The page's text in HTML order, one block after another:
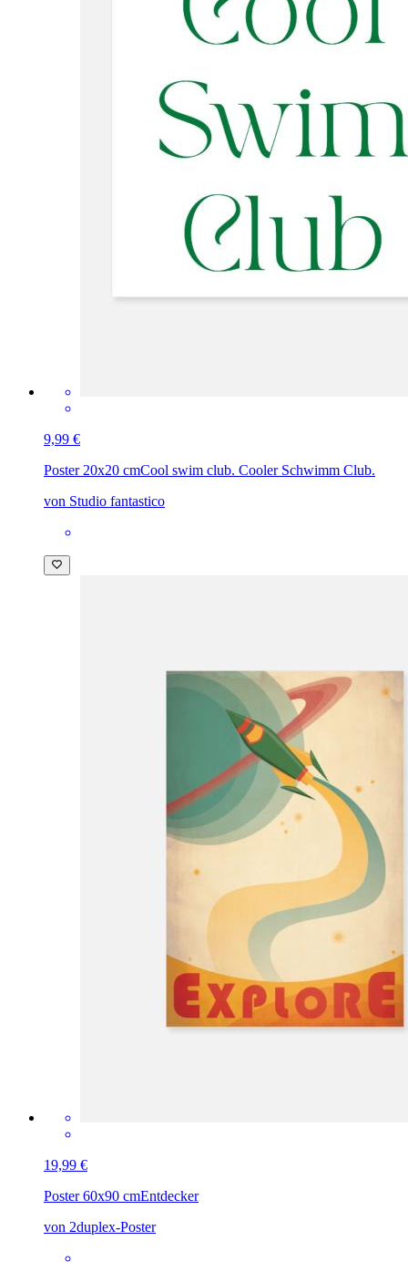
9,99 €
Poster 20x20 cmCool swim club. Cooler Schwimm Club.
von Studio fantastico
19,99 €
Poster 60x90 cmEntdecker
von 2duplex-Poster